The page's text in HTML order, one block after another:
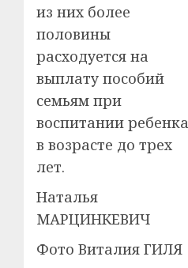
из них более
половины
расходуется на
выплату пособий
семьям при
воспитании ребенка
в возрасте до трех
лет.
Наталья
МАРЦИНКЕВИЧ
Фото Виталия ГИЛЯ